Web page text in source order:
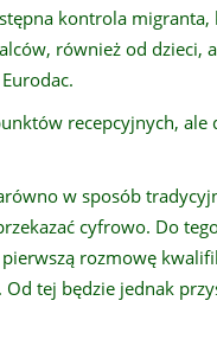
kontrola
również od dzieci,
recepcyjnych, ale
w sposób
cyfrowo. Do
rozmowę
tej będzie jednak